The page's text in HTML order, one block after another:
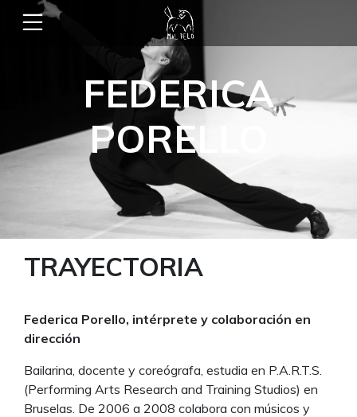
FEDERICA
PORELLO
TRAYECTORIA
Federica Porello, intérprete y colaboración en
dirección
Bailarina, docente y coreógrafa, estudia en P.A.R.T.S.
(Performing Arts Research and Training Studios) en
Bruselas. De 2006 a 2008 colabora con músicos y